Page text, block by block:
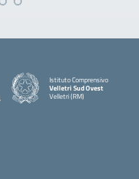
Istituto Comprensivo
Velletri Sud Ovest
Velletri (RM)